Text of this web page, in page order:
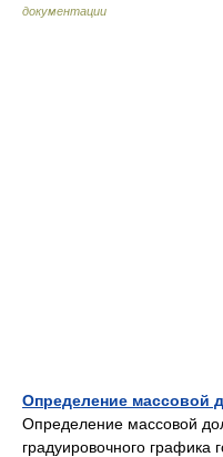
документации
Определение массовой
Определение массовой
градуировочного графика